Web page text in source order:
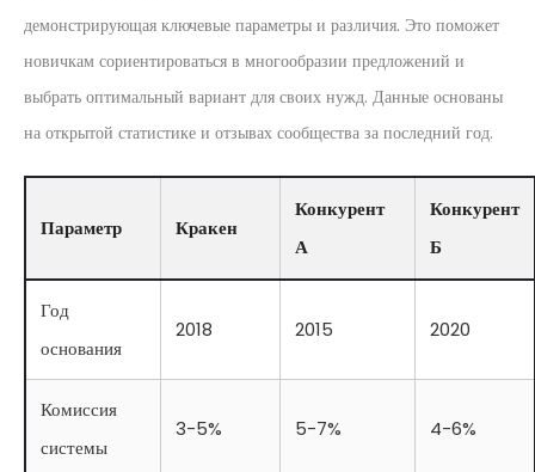
демонстрирующая ключевые параметры и различия. Это поможет
новичкам сориентироваться в многообразии предложений и
выбрать оптимальный вариант для своих нужд. Данные основаны
на открытой статистике и отзывах сообщества за последний год.
Параметр Кракен
Конкурент
А
Конкурент
Б
Год
основания
2018 2015 2020
Комиссия
системы
3-5% 5-7% 4-6%